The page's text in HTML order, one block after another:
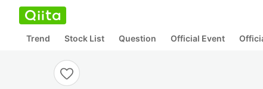
Trend Stock List Question Official Event